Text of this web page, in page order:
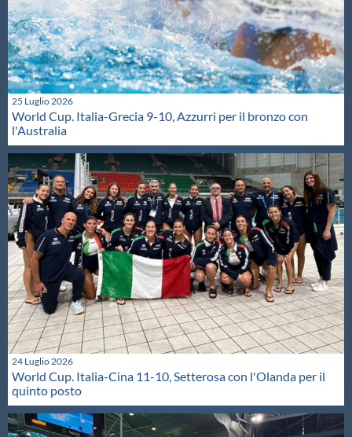
25 Luglio 2026
World Cup. Italia-Grecia 9-10, Azzurri per il bronzo con
l'Australia
24 Luglio 2026
World Cup. Italia-Cina 11-10, Setterosa con l'Olanda per il
quinto posto